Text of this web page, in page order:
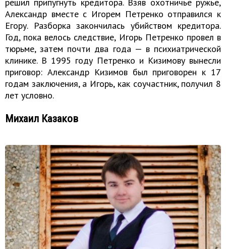
решил припугнуть кредитора. Взяв охотничье ружье,
Александр вместе с Игорем Петренко отправился к
Егору. Разборка закончилась убийством кредитора.
Год, пока велось следствие, Игорь Петренко провел в
тюрьме, затем почти два года — в психиатрической
клинике. В 1995 году Петренко и Кизимову вынесли
приговор: Александр Кизимов был приговорен к 17
годам заключения, а Игорь, как соучастник, получил 8
лет условно.
Михаил Казаков